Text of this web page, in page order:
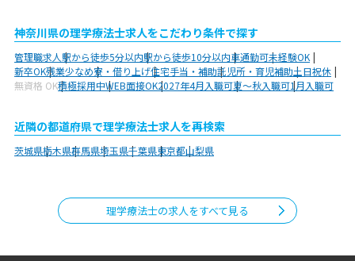
神奈川県の理学療法士求人をこだわり条件で探す
管理職求人駅から徒歩5分以内駅から徒歩10分以内車通勤可未経験OK
新卒OK残業少なめ寮・借り上げ住宅手当・補助託児所・育児補助土日祝休
無資格 OK積極採用中WEB面接OK2027年4月入職可夏～秋入職可1月入職可
近隣の都道府県で理学療法士求人を再検索
茨城県栃木県群馬県埼玉県千葉県東京都山梨県
理学療法士の求人をすべて見る